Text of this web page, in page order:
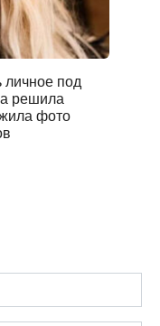
личное под
решила
фото